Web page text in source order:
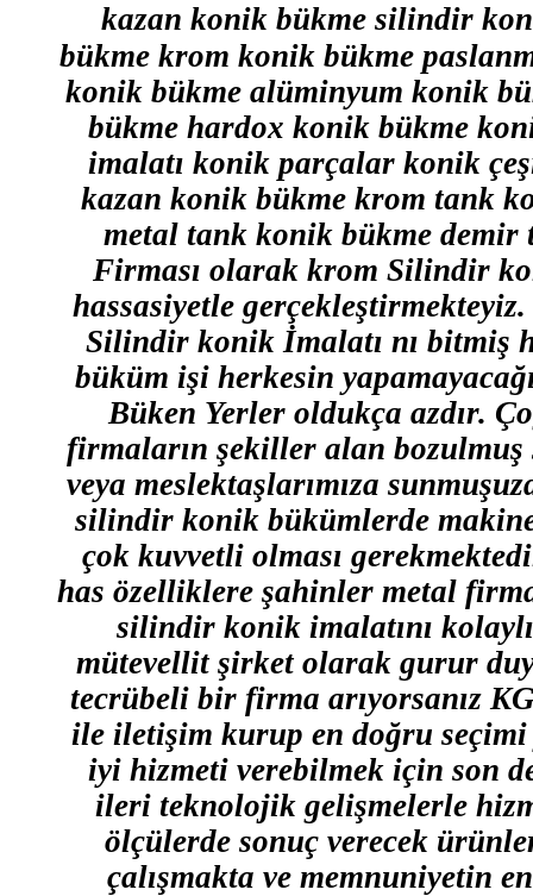
kazan konik bükmesilindir
bükme krom konik bükme
konik bükme alüminyum konik
bükme hardox konik bükme
imalatı konik parçalar konik
kazan konik bükme krom tank
metal tank konik bükme
Firması olarak krom Silindir
hassasiyetle
Silindir konik İmalatı nı bitmiş
büküm işi herkesin
Büken Yerler oldukça azdır.
firmaların şekiller alan
veya meslektaşlarımıza
silindir konik bükümlerde
çok kuvvetli olması
has özelliklere şahinler metal
silindir konik imalatını
mütevellit şirket olarak gurur
tecrübeli bir firma arıyorsanız
ile iletişim kurup en doğru seçimi
iyi hizmeti verebilmek için son
ileri teknolojik gelişmelerle
ölçülerde sonuç verecek
çalışmakta ve memnuniyetin